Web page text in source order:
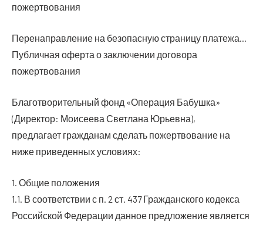
пожертвования
Пере­на­прав­ле­ние на без­опас­ную стра­ни­цу платежа…
Пуб­лич­ная офер­та о заклю­че­нии дого­во­ра
пожертвования
Бла­го­тво­ри­тель­ный фонд «Опе­ра­ция Бабуш­ка»
(Дирек­тор: Мои­се­е­ва Свет­ла­на Юрьевна),
пред­ла­га­ет граж­да­нам сде­лать пожерт­во­ва­ние на
ниже при­ве­ден­ных условиях:
1. Общие положения
1.1. В соот­вет­ствии с п. 2 ст. 437 Граж­дан­ско­го кодек­са
Рос­сий­ской Феде­ра­ции дан­ное пред­ло­же­ние явля­ет­ся